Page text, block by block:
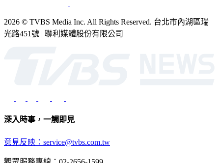
2026 © TVBS Media Inc. All Rights Reserved. 台北市內湖區瑞
光路451號 | 聯利媒體股份有限公司
深入時事，一觸即見
意見反映：service@tvbs.com.tw